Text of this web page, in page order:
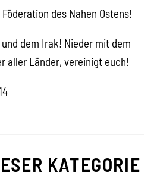
des Nahen Ostens!
dem Irak! Nieder mit dem
aller Länder, vereinigt euch!
KATEGORIE